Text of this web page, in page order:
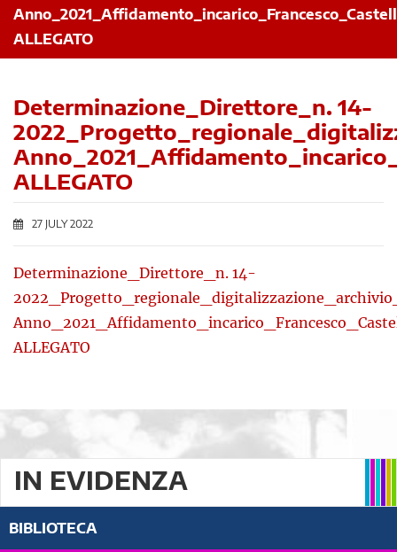
ALLEGATO
Determinazione_Direttore_n. 14-
ALLEGATO
27 JULY 2022
Determinazione_Direttore_n. 14-
ALLEGATO
IN EVIDENZA
BIBLIOTECA